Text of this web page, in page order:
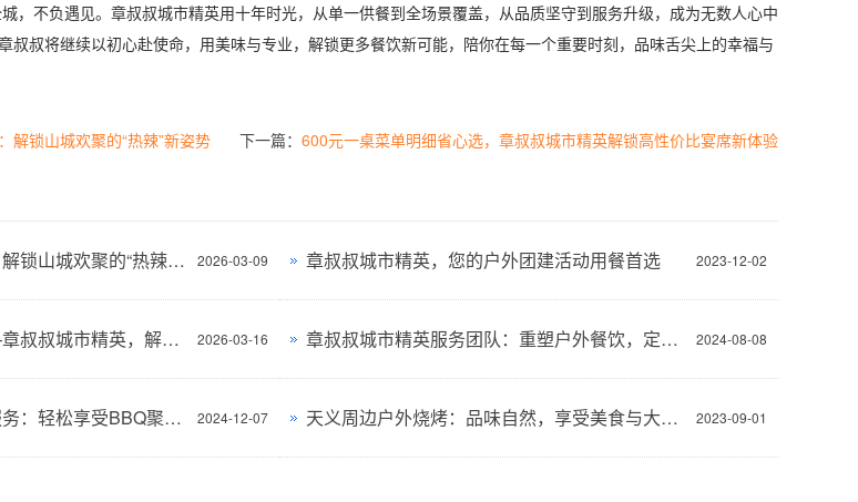
不负遇见。章叔叔城市精英用十年时光，从单一供餐到全场景覆盖，从品质坚守到服务升级，成为无数人心中
叔叔将继续以初心赴使命，用美味与专业，解锁更多餐饮新可能，陪你在每一个重要时刻，品味舌尖上的幸福与
解锁山城欢聚的“热辣”新姿势 下一篇： 600元一桌菜单明细省心选，章叔叔城市精英解锁高性价比宴席新体验
2026-03-09
户外火锅汤锅设备租赁：解锁山城欢聚的“热辣”新姿势 2023-12-02
章叔叔城市精英，您的户外团建活动用餐首选
2026-03-16
十年深耕，膳暖全城——章叔叔城市精英，解锁全场景美食新体验 2024-08-08
章叔叔城市精英服务团队：重塑户外餐饮，定义城市休闲新风尚
2024-12-07
章叔叔户外烧烤一站式服务：轻松享受BBQ聚会的乐趣 2023-09-01
天义周边户外烧烤：品味自然，享受美食与大自然的完美结合